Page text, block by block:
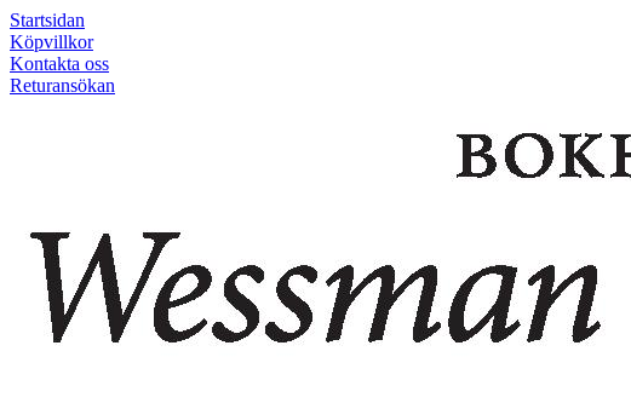
Startsidan
Köpvillkor
Kontakta oss
Returansökan